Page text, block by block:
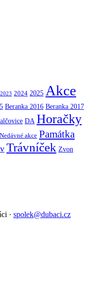
2023 2024 2025 Akce
Beranka 2016 Beranka 2017
DA Horačky
Nedávné akce Památka
Trávníček Zvon
· spolek@dubaci.cz